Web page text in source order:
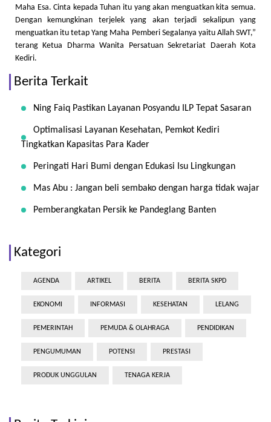
Maha Esa. Cinta kepada Tuhan itu yang akan menguatkan kita semua.
Dengan kemungkinan terjelek yang akan terjadi sekalipun yang
menguatkan itu tetap Yang Maha Pemberi Segalanya yaitu Allah SWT,”
terang Ketua Dharma Wanita Persatuan Sekretariat Daerah Kota
Kediri.
Berita Terkait
Ning Faiq Pastikan Layanan Posyandu ILP Tepat Sasaran
Optimalisasi Layanan Kesehatan, Pemkot Kediri
Tingkatkan Kapasitas Para Kader
Peringati Hari Bumi dengan Edukasi Isu Lingkungan
Mas Abu : Jangan beli sembako dengan harga tidak wajar
Pemberangkatan Persik ke Pandeglang Banten
Kategori
AGENDA ARTIKEL BERITA BERITA SKPD
EKONOMI INFORMASI KESEHATAN LELANG
PEMERINTAH PEMUDA & OLAHRAGA PENDIDIKAN
PENGUMUMAN POTENSI PRESTASI
PRODUK UNGGULAN TENAGA KERJA